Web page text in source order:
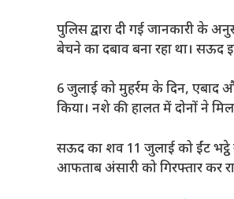
पुलिस द्वारा दी गई जानकारी के
बेचने का दबाव बना रहा था। सऊद
6 जुलाई को मुहर्रम के दिन, एबाद
किया। नशे की हालत में दोनों ने
सऊद का शव 11 जुलाई को ईंट
आफताब अंसारी को गिरफ्तार कर